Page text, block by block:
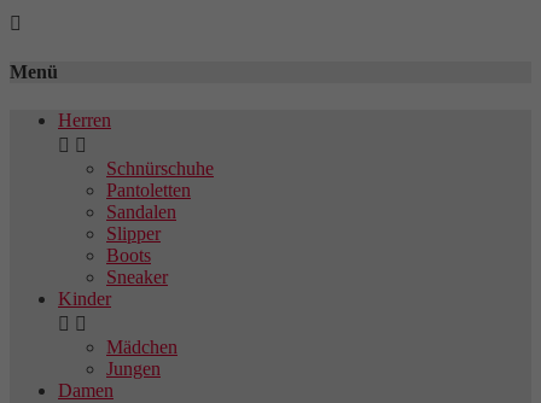

Menü
Herren
 
Schnürschuhe
Pantoletten
Sandalen
Slipper
Boots
Sneaker
Kinder
 
Mädchen
Jungen
Damen